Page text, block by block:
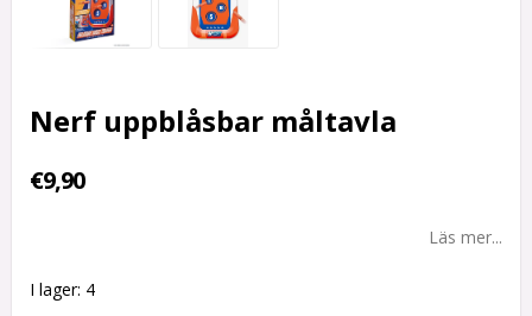
Nerf uppblåsbar måltavla
€9,90
Läs mer...
I lager: 4